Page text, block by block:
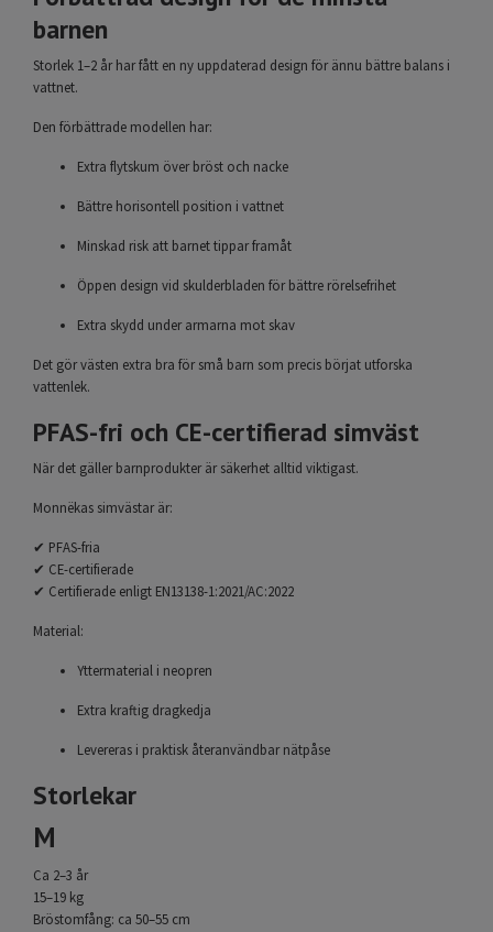
barnen
Storlek 1–2 år har fått en ny uppdaterad design för ännu bättre balans i
vattnet.
Den förbättrade modellen har:
Extra flytskum över bröst och nacke
Bättre horisontell position i vattnet
Minskad risk att barnet tippar framåt
Öppen design vid skulderbladen för bättre rörelsefrihet
Extra skydd under armarna mot skav
Det gör västen extra bra för små barn som precis börjat utforska
vattenlek.
PFAS-fri och CE-certifierad simväst
När det gäller barnprodukter är säkerhet alltid viktigast.
Monnëkas simvästar är:
✔ PFAS-fria
✔ CE-certifierade
✔ Certifierade enligt EN13138-1:2021/AC:2022
Material:
Yttermaterial i neopren
Extra kraftig dragkedja
Levereras i praktisk återanvändbar nätpåse
Storlekar
M
Ca 2–3 år
15–19 kg
Bröstomfång: ca 50–55 cm